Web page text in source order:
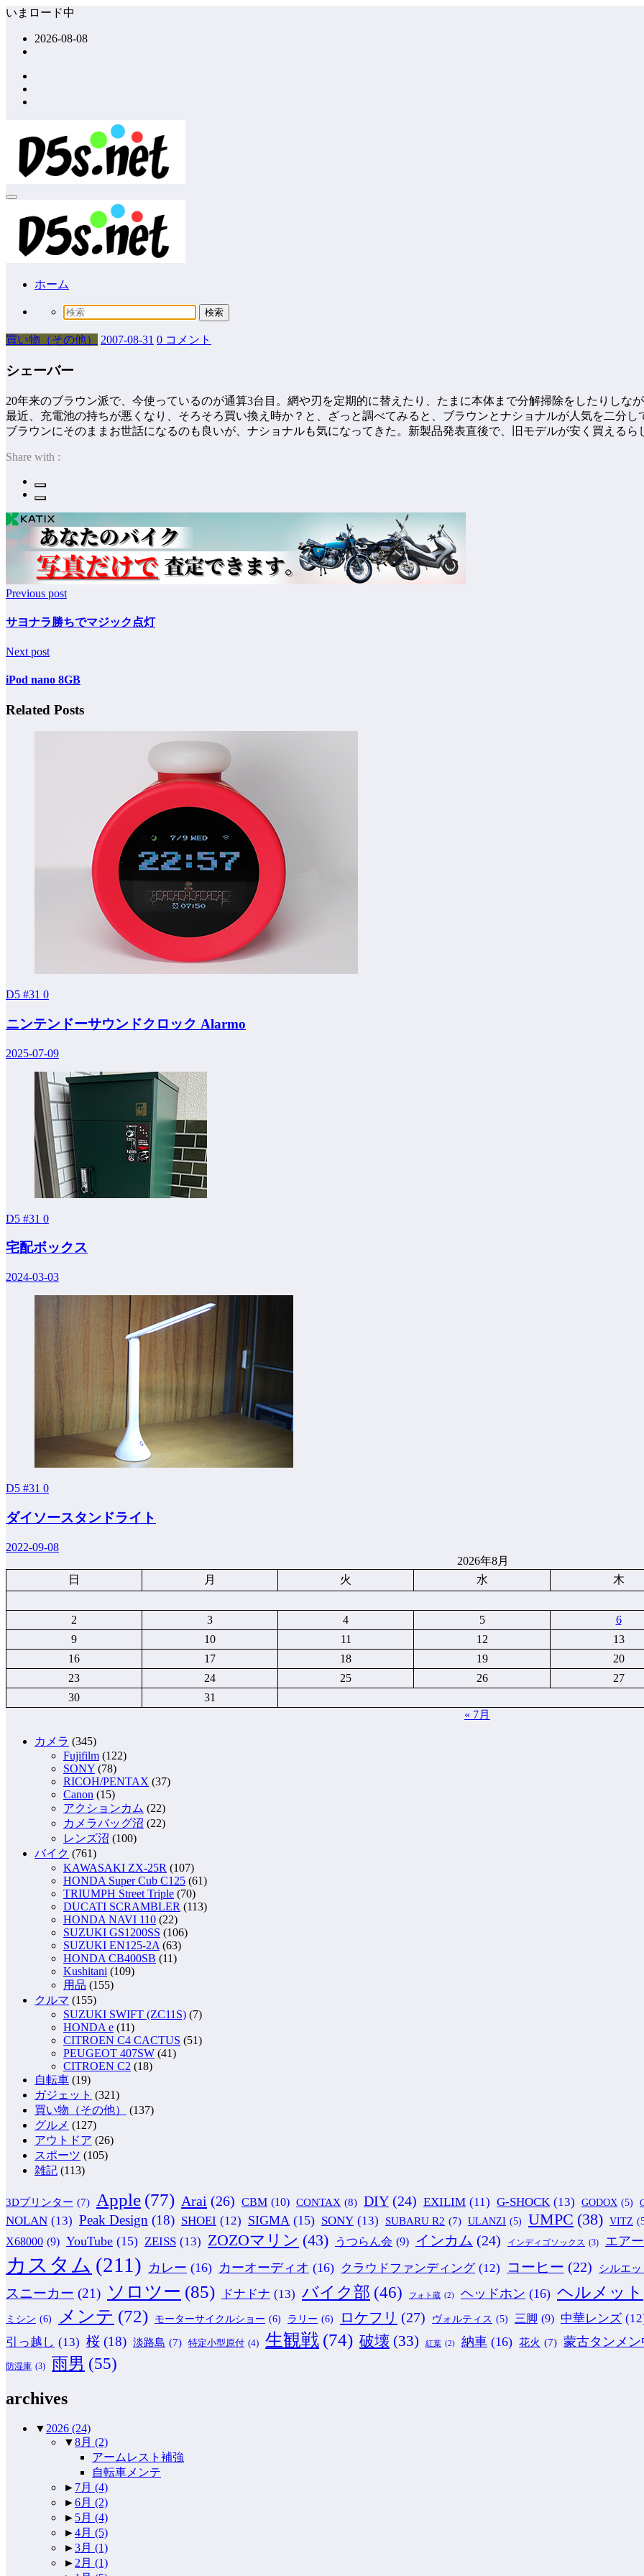
コ
いまロード中
2026-08-08
ホーム
買い物（その他） 2007-08-31 0 コメント
シェーバー
20年来のブラウン派で、今使っているのが通算3台目。網や刃を定期的に替えたり、たまに本体まで分解掃除をしたりしな
最近、充電池の持ちが悪くなり、そろそろ買い換え時か？と、ざっと調べてみると、ブラウンとナショナルが人気を二分し
ブラウンにそのままお世話になるのも良いが、ナショナルも気になってきた。新製品発表直後で、旧モデルが安く買えるら
Share with :
Previous post
サヨナラ勝ちでマジック点灯
Next post
iPod nano 8GB
Related Posts
D5 #31 0
ニンテンドーサウンドクロック Alarmo
2025-07-09
D5 #31 0
宅配ボックス
2024-03-03
D5 #31 0
ダイソースタンドライト
2022-09-08
2026年8月
日
月 火 水 木
2
3 4 5 6
9
10 11 12 13
16
17 18 19 20
23
24 25 26 27
30
31
« 7月
カメラ (345)
Fujifilm (122)
SONY (78)
RICOH/PENTAX (37)
Canon (15)
アクションカム (22)
カメラバッグ沼 (22)
レンズ沼 (100)
バイク (761)
KAWASAKI ZX-25R (107)
HONDA Super Cub C125 (61)
TRIUMPH Street Triple (70)
DUCATI SCRAMBLER (113)
HONDA NAVI 110 (22)
SUZUKI GS1200SS (106)
SUZUKI EN125-2A (63)
HONDA CB400SB (11)
Kushitani (109)
用品 (155)
クルマ (155)
SUZUKI SWIFT (ZC11S) (7)
HONDA e (11)
CITROEN C4 CACTUS (51)
PEUGEOT 407SW (41)
CITROEN C2 (18)
自転車 (19)
ガジェット (321)
買い物（その他）
(137)
グルメ (127)
アウトドア (26)
スポーツ (105)
雑記 (113)
3Dプリンター (7) Apple (77) Arai (26) CBM (10) CONTAX (8) DIY (24) EXILIM (11) G-SHOCK (13) GODOX (5)
NOLAN (13) Peak Design (18) SHOEI (12) SIGMA (15) SONY (13) SUBARU R2 (7) ULANZI (5) UMPC (38) VITZ
X68000 (9) YouTube (15) ZEISS (13) ZOZOマリン (43) うつらん会 (9) インカム (24) インディゴソックス (3) エア
カスタム (211) カレー (16) カーオーディオ (16) クラウドファンディング (12) コーヒー (22) シルエッ
スニーカー (21) ソロツー (85) ドナドナ (13) バイク部 (46) フォト蔵 (2) ヘッドホン (16) ヘルメット
ミシン (6) メンテ (72) モーターサイクルショー (6) ラリー (6) ロケフリ (27) ヴォルティス (5) 三脚 (9) 中華レンズ
引っ越し (13) 桜 (18) 淡路島 (7) 特定小型原付 (4) 生観戦 (74) 破壊 (33) 紅葉 (2) 納車 (16) 花火 (7) 蒙古タンメン
防湿庫 (3) 雨男 (55)
archives
▼2026 (24)
▼8月 (2)
アームレスト補強
自転車メンテ
► 7月 (4)
►6月 (2)
► 5月 (4)
►4月 (5)
►3月 (1)
►2月 (1)